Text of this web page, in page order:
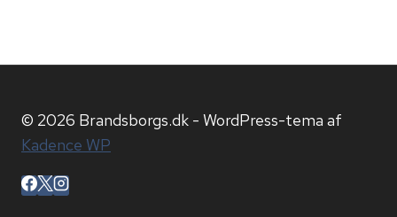
© 2026 Brandsborgs.dk - WordPress-tema af
Kadence WP